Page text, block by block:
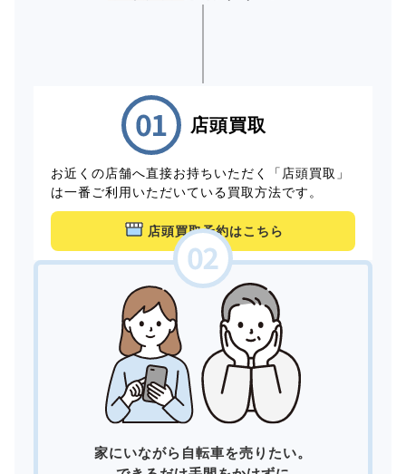
店頭買取
お近くの店舗へ直接お持ちいただく「店頭買取」
は一番ご利用いただいている買取方法です。
店頭買取予約はこちら
家にいながら自転車を売りたい。